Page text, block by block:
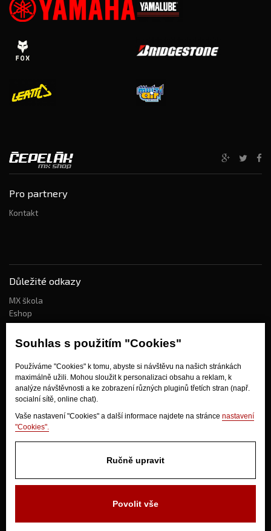
Souhlas s použitím "Cookies"
Používáme "Cookies" k tomu, abyste si návštěvu na našich stránkách
maximálně užili. Mohou sloužit k personalizaci obsahu a reklam, k
analýze návštěvnosti a ke zobrazení různých pluginů třetích stran (např.
socialní sítě, online chat).
Vaše nastavení "Cookies" a další informace najdete na stránce nastavení
"Cookies".
Ručně upravit
Povolit vše
Pro partnery
Kontakt
Důležité odkazy
MX škola
Eshop
Kdo jsme?
Jak nakupovat?
Obchodní podmínky
Doprava
Odstoupení od kupní smlouvy
280 02 Kolín